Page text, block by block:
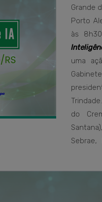
Grande
Porto
às
uma
do